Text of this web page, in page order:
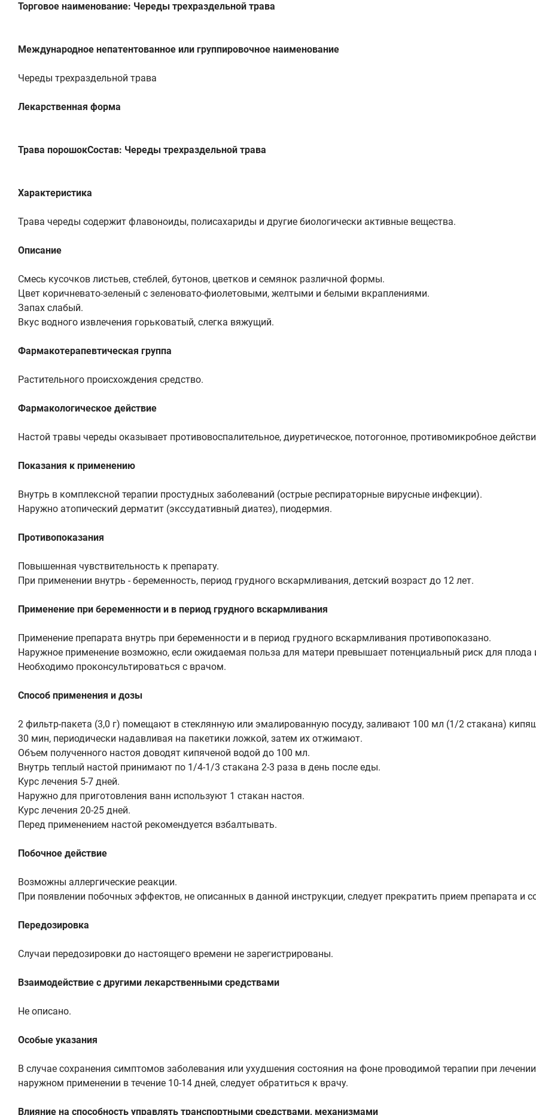
Торговое наименование: Череды трехраздельной трава
Международное непатентованное или группировочное наименование
Череды трехраздельной трава
Лекарственная форма
Трава порошокСостав: Череды трехраздельной трава
Характеристика
Трава череды содержит флавоноиды, полисахариды и другие биологически активные вещества.
Описание
Смесь кусочков листьев, стеблей, бутонов, цветков и семянок различной формы.
Цвет коричневато-зеленый с зеленовато-фиолетовыми, желтыми и белыми вкраплениями.
Запах слабый.
Вкус водного извлечения горьковатый, слегка вяжущий.
Фармакотерапевтическая группа
Растительного происхождения средство.
Фармакологическое действие
Настой травы череды оказывает противовоспалительное, диуретическое, потогонное, противомикробное
Показания к применению
Внутрь в комплексной терапии простудных заболеваний (острые респираторные вирусные инфекции).
Наружно атопический дерматит (экссудативный диатез), пиодермия.
Противопоказания
Повышенная чувствительность к препарату.
При применении внутрь - беременность, период грудного вскармливания, детский возраст до 12 лет.
Применение при беременности и в период грудного вскармливания
Применение препарата внутрь при беременности и в период грудного вскармливания противопоказано.
Наружное применение возможно, если ожидаемая польза для матери превышает потенциальный риск для плода
Необходимо проконсультироваться с врачом.
Способ применения и дозы
2 фильтр-пакета (3,0 г) помещают в стеклянную или эмалированную посуду, заливают 100 мл (1/2 стакана)
30 мин, периодически надавливая на пакетики ложкой, затем их отжимают.
Объем полученного настоя доводят кипяченой водой до 100 мл.
Внутрь теплый настой принимают по 1/4-1/3 стакана 2-3 раза в день после еды.
Курс лечения 5-7 дней.
Наружно для приготовления ванн используют 1 стакан настоя.
Курс лечения 20-25 дней.
Перед применением настой рекомендуется взбалтывать.
Побочное действие
Возможны аллергические реакции.
При появлении побочных эффектов, не описанных в данной инструкции, следует прекратить прием препарата и
Передозировка
Случаи передозировки до настоящего времени не зарегистрированы.
Взаимодействие с другими лекарственными средствами
Не описано.
Особые указания
В случае сохранения симптомов заболевания или ухудшения состояния на фоне проводимой терапии при
наружном применении в течение 10-14 дней, следует обратиться к врачу.
Влияние на способность управлять транспортными средствами, механизмами